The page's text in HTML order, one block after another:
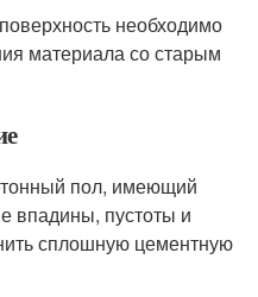
необходимо
материала со старым
пол, имеющий
впадины, пустоты и
сплошную цементную